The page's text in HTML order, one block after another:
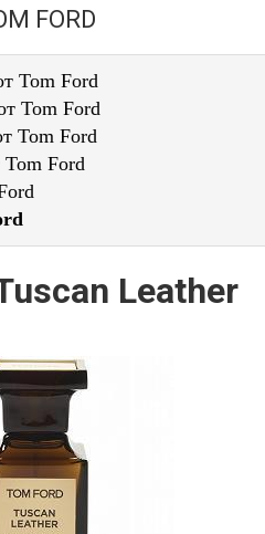
КОСМЕТИКА
FORD
Tom Ford
Tom Ford
Tom Ford
Ford
Leather